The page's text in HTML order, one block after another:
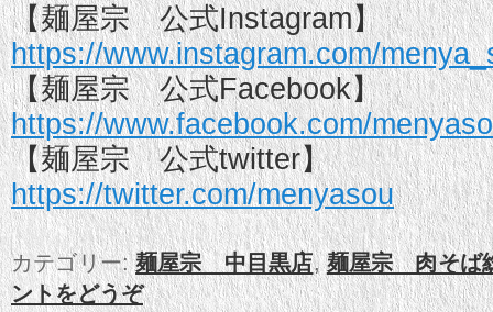
【麺屋宗 公式Instagram】
https://www.instagram.com/
【麺屋宗 公式Facebook】
https://www.facebook.com/
【麺屋宗 公式twitter】
https://twitter.com/menyasou
カテゴリー: 麺屋宗 中目黒店,麺屋宗 肉そば
ントをどうぞ